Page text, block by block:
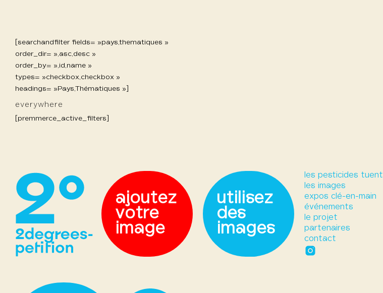
[searchandfilter fields= »pays,thematiques »
order_dir= »,asc,desc »
order_by= »,id,name »
types= »checkbox,checkbox »
headings= »Pays,Thématiques »]
everywhere
[premmerce_active_filters]
ajoutez
votre
image
utilisez
des
images
les pesticides tuent
les images
expos clé-en-main
événements
le projet
partenaires
contact